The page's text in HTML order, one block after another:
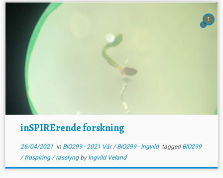
1
inSPIRErende forskning
26/04/2021in BIO299 - 2021 Vår/BIO299 - Ingvild tagged BIO299
/frøspiring/røsslyng by Ingvild Veland